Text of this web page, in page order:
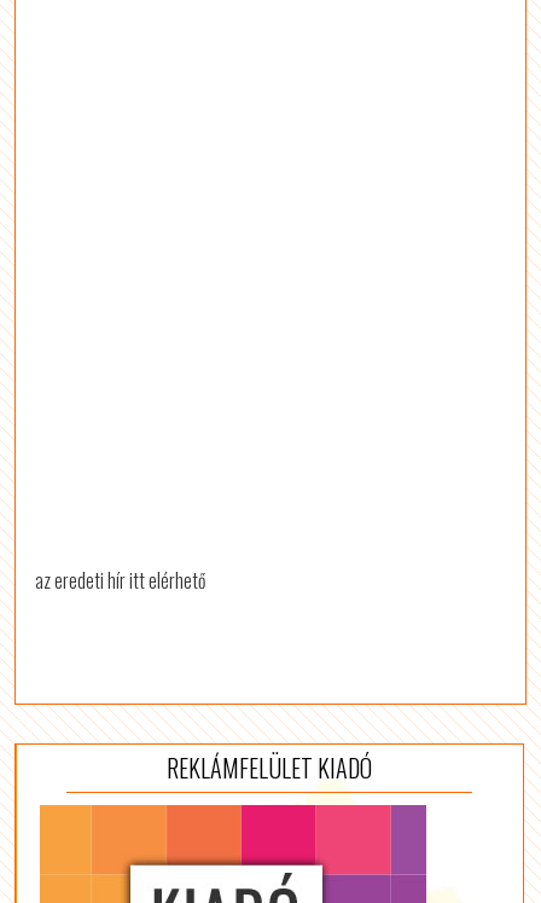
az eredeti hír itt elérhető
REKLÁMFELÜLET KIADÓ